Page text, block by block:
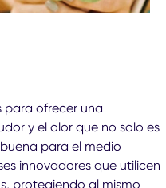
para ofrecer una
y el olor que no solo es
para el medio
innovadores que utilicen
protegiendo al mismo